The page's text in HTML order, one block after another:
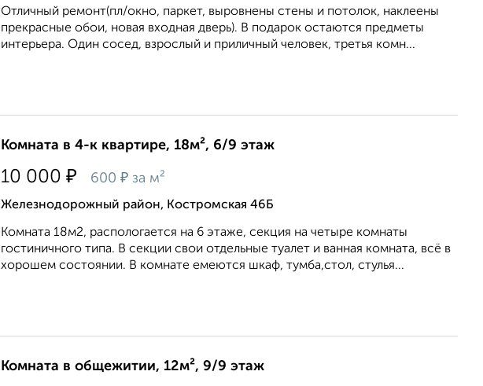
Отличный ремонт(пл/окно, паркет, выровнены стены и потолок, наклеены
прекрасные обои, новая входная дверь). В подарок остаются предметы
интерьера. Один сосед, взрослый и приличный человек, третья комн...
Комната в 4-к квартире, 18м², 6/9 этаж
10 000 ₽ 600 ₽ за м²
Железнодорожный район, Костромская 46Б
Комната 18м2, распологается на 6 этаже, секция на четыре комнаты
гостиничного типа. В секции свои отдельные туалет и ванная комната, всё в
хорошем состоянии. В комнате емеются шкаф, тумба,стол, стулья...
Комната в общежитии, 12м², 9/9 этаж